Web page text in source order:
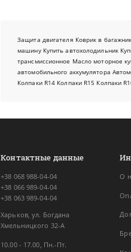
Защита двигателя Коврик в багажник
машину Купить автохолодильник
трансмиссионное Масло моторное
автомобильного аккумулятора
Колпаки R14 Колпаки R15 Колпаки
Контактные данные
+38 068 988-04-04
+38 066 989-04-04
+38 063 989-04-04
Харьков, ул. Богдана
Хмельницкого 32-А
10.00 - 17.00, Пн.-Пт.
О